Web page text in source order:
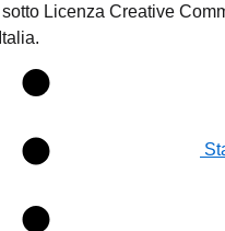
Licenza Creative